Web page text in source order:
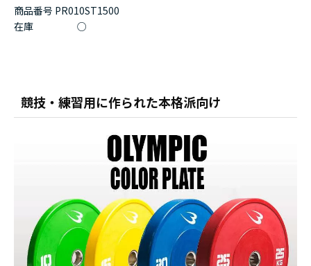
商品番号 PR010ST1500
在庫 ○
競技・練習用に作られた本格派向け